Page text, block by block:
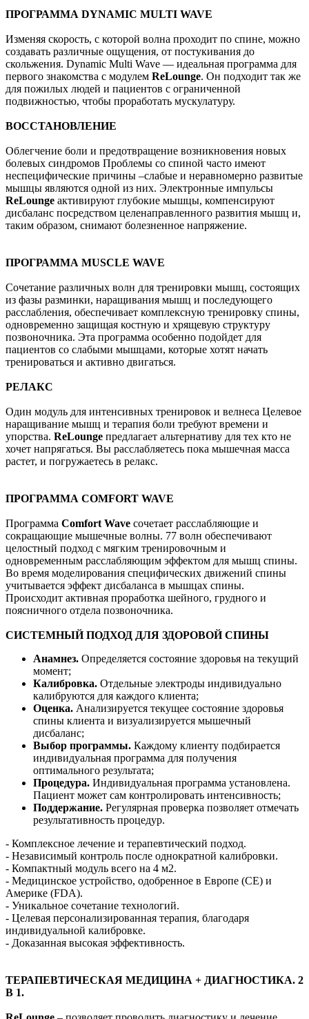
ПРОГРАММА DYNAMIC MULTI WAVE
Изменяя скорость, с которой волна проходит по спине, можно
создавать различные ощущения, от постукивания до
скольжения. Dynamic Multi Wave — идеальная программа для
первого знакомства с модулем ReLounge. Он подходит так же
для пожилых людей и пациентов с ограниченной
подвижностью, чтобы проработать мускулатуру.
ВОССТАНОВЛЕНИЕ
Облегчение боли и предотвращение возникновения новых
болевых синдромов Проблемы со спиной часто имеют
неспецифические причины –слабые и неравномерно развитые
мышцы являются одной из них. Электронные импульсы
ReLounge активируют глубокие мышцы, компенсируют
дисбаланс посредством целенаправленного развития мышц и,
таким образом, снимают болезненное напряжение.
ПРОГРАММА MUSCLE WAVE
Сочетание различных волн для тренировки мышц, состоящих
из фазы разминки, наращивания мышц и последующего
расслабления, обеспечивает комплексную тренировку спины,
одновременно защищая костную и хрящевую структуру
позвоночника. Эта программа особенно подойдет для
пациентов со слабыми мышцами, которые хотят начать
тренироваться и активно двигаться.
РЕЛАКС
Один модуль для интенсивных тренировок и велнеса Целевое
наращивание мышц и терапия боли требуют времени и
упорства. ReLounge предлагает альтернативу для тех кто не
хочет напрягаться. Вы расслабляетесь пока мышечная масса
растет, и погружаетесь в релакс.
ПРОГРАММА COMFORT WAVE
Программа Comfort Wave сочетает расслабляющие и
сокращающие мышечные волны. 77 волн обеспечивают
целостный подход с мягким тренировочным и
одновременным расслабляющим эффектом для мышц спины.
Во время моделирования специфических движений спины
учитывается эффект дисбаланса в мышцах спины.
Происходит активная проработка шейного, грудного и
поясничного отдела позвоночника.
СИСТЕМНЫЙ ПОДХОД ДЛЯ ЗДОРОВОЙ СПИНЫ
Анамнез. Определяется состояние здоровья на текущий
момент;
Калибровка. Отдельные электроды индивидуально
калибруются для каждого клиента;
Оценка. Анализируется текущее состояние здоровья
спины клиента и визуализируется мышечный
дисбаланс;
Выбор программы. Каждому клиенту подбирается
индивидуальная программа для получения
оптимального результата;
Процедура. Индивидуальная программа установлена.
Пациент может сам контролировать интенсивность;
Поддержание. Регулярная проверка позволяет отмечать
результативность процедур.
- Комплексное лечение и терапевтический подход.
- Независимый контроль после однократной калибровки.
- Компактный модуль всего на 4 м2.
- Медицинское устройство, одобренное в Европе (CE) и
Америке (FDA).
- Уникальное сочетание технологий.
- Целевая персонализированная терапия, благодаря
индивидуальной калибровке.
- Доказанная высокая эффективность.
ТЕРАПЕВТИЧЕСКАЯ МЕДИЦИНА + ДИАГНОСТИКА. 2
В 1.